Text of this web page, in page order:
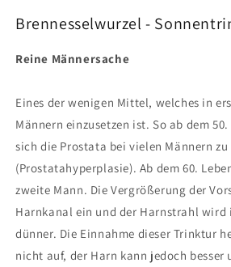
Brennesselwurzel -
Reine Männersache
Eines der wenigen Mittel, welches in
Männern einzusetzen ist. So ab dem
sich die Prostata bei vielen Männern
(Prostatahyperplasie). Ab dem 60.
zweite Mann. Die Vergrößerung der
Harnkanal ein und der Harnstrahl wird
dünner. Die Einnahme dieser Trinktur
nicht auf, der Harn kann jedoch besser